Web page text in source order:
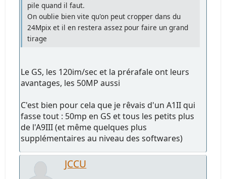
pile quand il faut.
On oublie bien vite qu'on peut cropper dans du
24Mpix et il en restera assez pour faire un grand
tirage
Le GS, les 120im/sec et la prérafale ont leurs
avantages, les 50MP aussi
C'est bien pour cela que je rêvais d'un A1II qui
fasse tout : 50mp en GS et tous les petits plus
de l'A9III (et même quelques plus
supplémentaires au niveau des softwares)
JCCU